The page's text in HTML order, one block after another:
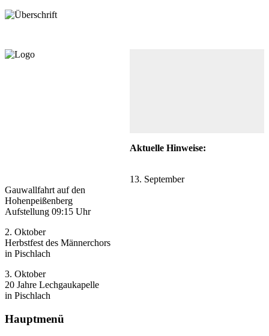
Aktuelle Hinweise:
13. September
Gauwallfahrt auf den
Hohenpeißenberg
Aufstellung 09:15 Uhr
2. Oktober
Herbstfest des Männerchors
in Pischlach
3. Oktober
20 Jahre Lechgaukapelle
in Pischlach
Hauptmenü